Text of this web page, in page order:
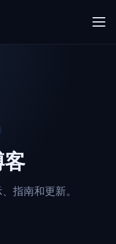
客
指南和更新。